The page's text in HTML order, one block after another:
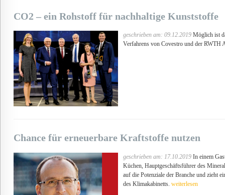
CO2 – ein Rohstoff für nachhaltige Kunststoffe
geschrieben am: 09.12.2019Möglich ist
Verfahrens von Covestro und der RWTH
Chance für erneuerbare Kraftstoffe nutzen
geschrieben am: 17.10.2019In einem
Küchen, Hauptgeschäftsführer des
auf die Potenziale der Branche und zieht
des Klimakabinetts. weiterlesen